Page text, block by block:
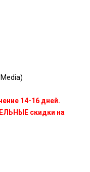
14-16 дней.
скидки на